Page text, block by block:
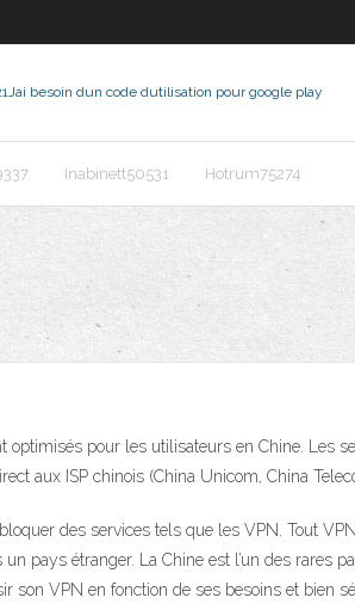
Jai besoin dun code dutilisation pour google play
Inabinett50531 Hotrum75274
pour les utilisateurs en Chine. Les
aux ISP chinois (China Unicom, China
des services tels que les VPN. Tout
pays étranger. La Chine est l’un des rares
VPN en fonction de ses besoins et bien